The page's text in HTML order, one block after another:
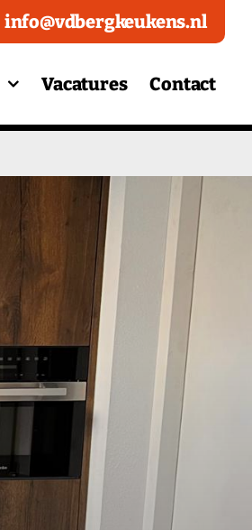
info@vdbergkeukens.nl
Vacatures Contact